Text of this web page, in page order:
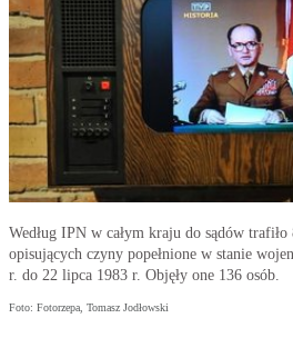
Według IPN w całym kraju do sądów
opisujących czyny popełnione w stanie
r. do 22 lipca 1983 r. Objęły one 136 osób.
Foto: Fotorzepa, Tomasz Jodłowski